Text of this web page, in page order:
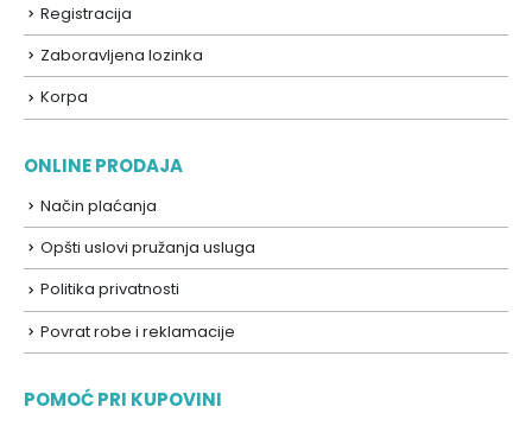
Registracija
Zaboravljena lozinka
Korpa
ONLINE PRODAJA
Način plaćanja
Opšti uslovi pružanja usluga
Politika privatnosti
Povrat robe i reklamacije
POMOĆ PRI KUPOVINI